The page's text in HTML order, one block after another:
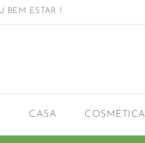
BEM ESTAR !
CASA COSMÉTICA